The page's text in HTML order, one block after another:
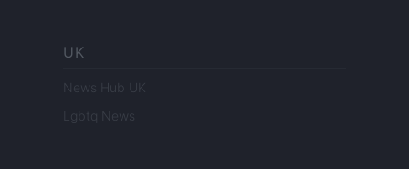
UK
News Hub UK
Lgbtq News